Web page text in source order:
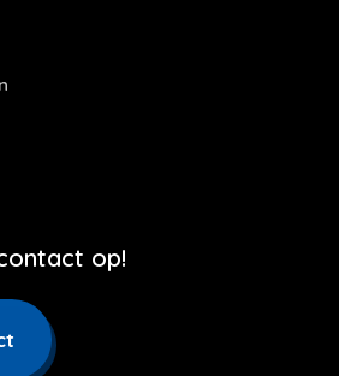
op!